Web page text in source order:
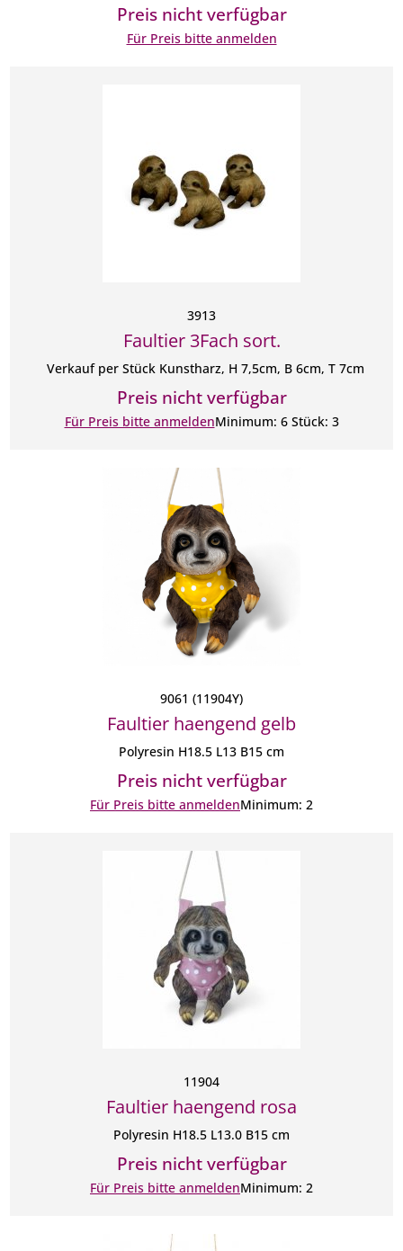
Preis nicht verfügbar
Für Preis bitte anmelden
3913
Faultier 3Fach sort.
Verkauf per Stück Kunstharz, H 7,5cm, B 6cm, T 7cm
Preis nicht verfügbar
Für Preis bitte anmeldenMinimum: 6 Stück: 3
9061 (11904Y)
Faultier haengend gelb
Polyresin H18.5 L13 B15 cm
Preis nicht verfügbar
Für Preis bitte anmeldenMinimum: 2
11904
Faultier haengend rosa
Polyresin H18.5 L13.0 B15 cm
Preis nicht verfügbar
Für Preis bitte anmeldenMinimum: 2